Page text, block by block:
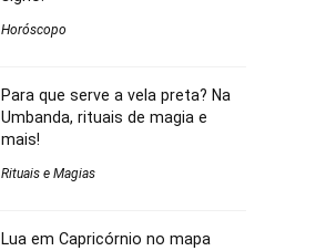
Horóscopo
Para que serve a vela preta? Na
Umbanda, rituais de magia e
mais!
Rituais e Magias
Lua em Capricórnio no mapa